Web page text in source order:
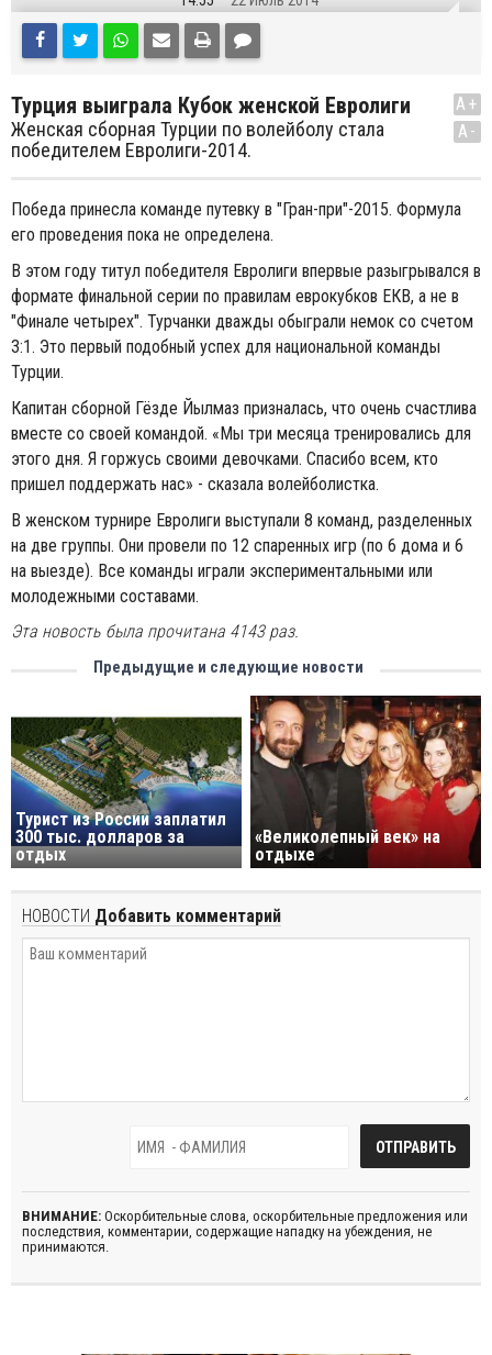
Турция выиграла Кубок женской Евролиги
Женская сборная Турции по волейболу стала
победителем Евролиги-2014.
A+
A-
Победа принесла команде путевку в "Гран-при"-2015. Формула
его проведения пока не определена.
В этом году титул победителя Евролиги впервые разыгрывался в
формате финальной серии по правилам еврокубков ЕКВ, а не в
"Финале четырех". Турчанки дважды обыграли немок со счетом
3:1. Это первый подобный успех для национальной команды
Турции.
Капитан сборной Гёзде Йылмаз призналась, что очень счастлива
вместе со своей командой. «Мы три месяца тренировались для
этого дня. Я горжусь своими девочками. Спасибо всем, кто
пришел поддержать нас» - сказала волейболистка.
В женском турнире Евролиги выступали 8 команд, разделенных
на две группы. Они провели по 12 спаренных игр (по 6 дома и 6
на выезде). Все команды играли экспериментальными или
молодежными составами.
Эта новость была прочитана 4143 раз.
Предыдущие и следующие новости
Турист из России заплатил
300 тыс. долларов за
отдых
«Великолепный век» на
отдыхе
НОВОСТИ Добавить комментарий
ВНИМАНИЕ: Оскорбительные слова, оскорбительные предложения или
последствия, комментарии, содержащие нападку на убеждения, не
принимаются.